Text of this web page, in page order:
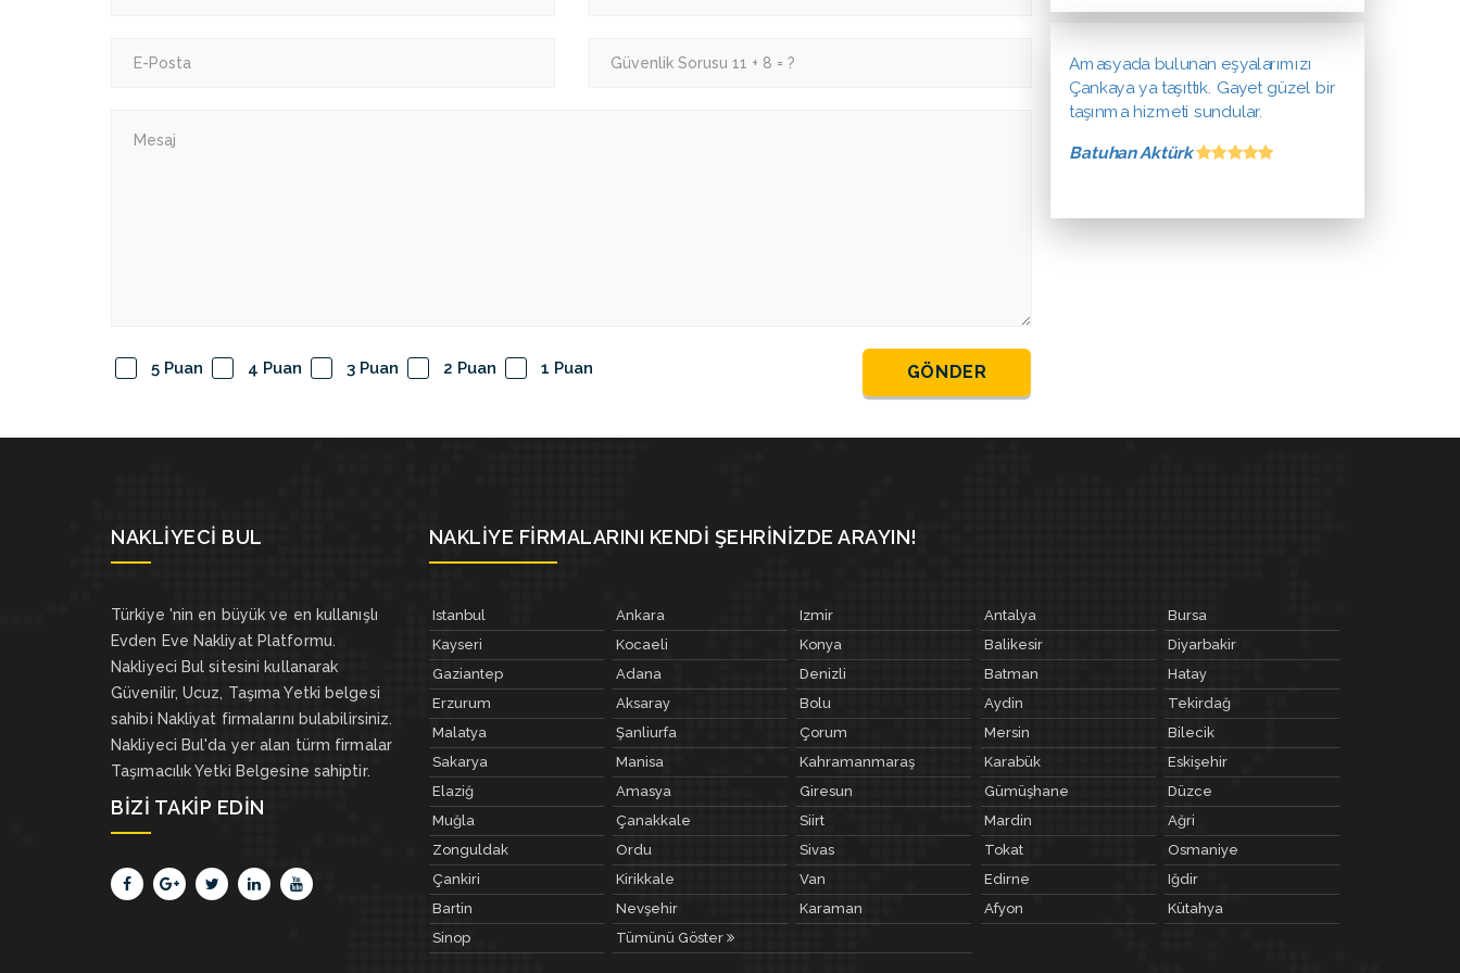
5 Puan 4 Puan 3 Puan 2 Puan 1 Puan GÖNDER
Amasyada bulunan eşyalarımızı
Çankaya ya taşıttık. Gayet güzel bir
taşınma hizmeti sundular.
Batuhan Aktürk
NAKLIYECI BUL
Türkiye 'nin en büyük ve en kullanışlı
Evden Eve Nakliyat Platformu.
Nakliyeci Bul sitesini kullanarak
Güvenilir, Ucuz, Taşıma Yetki belgesi
sahibi Nakliyat firmalarını bulabilirsiniz.
Nakliyeci Bul'da yer alan türm firmalar
Taşımacılık Yetki Belgesine sahiptir.
BIZI TAKIP EDIN
NAKLIYE FIRMALARINI KENDI ŞEHRINIZDE ARAYIN!
Istanbul Ankara Izmir Antalya
Bursa
Kayseri
Kocaeli Konya Balikesir
Diyarbakir
Gaziantep
Adana Denizli Batman
Hatay
Erzurum
Aksaray Bolu Aydin
Tekirdağ
Malatya
Şanliurfa Çorum Mersin
Bilecik
Sakarya
Manisa Kahramanmaraş Karabük
Eskişehir
Elaziğ
Amasya Giresun Gümüşhane
Düzce
Muğla
Çanakkale Siirt Mardin
Ağri
Zonguldak
Ordu Sivas Tokat
Osmaniye
Çankiri
Kirikkale Van Edirne
Iğdir
Bartin
Nevşehir Karaman Afyon
Kütahya
Sinop
Tümünü Göster